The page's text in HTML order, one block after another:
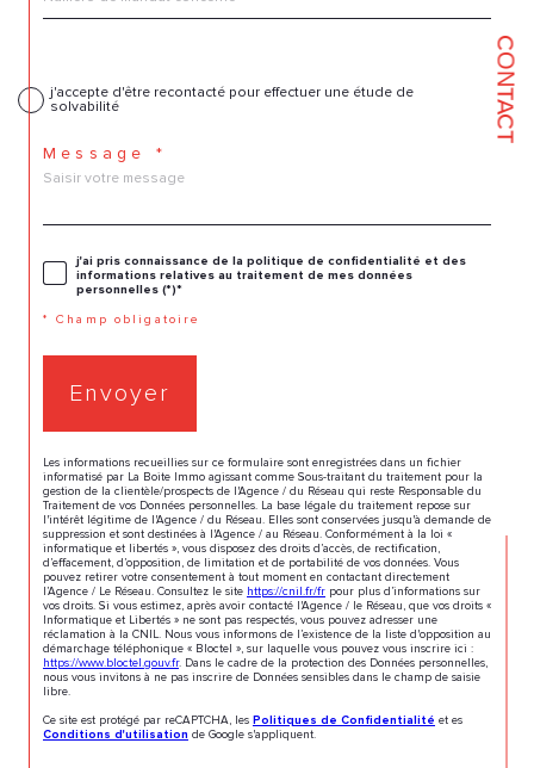
CONTACT
j'accepte d'être recontacté pour effectuer une étude de
solvabilité
Message *
j'ai pris connaissance de la politique de confidentialité et des
informations relatives au traitement de mes données
personnelles (*)*
* Champ obligatoire
Envoyer
Les informations recueillies sur ce formulaire sont enregistrées dans un fichier
informatisé par La Boite Immo agissant comme Sous-traitant du traitement pour la
gestion de la clientèle/prospects de l'Agence / du Réseau qui reste Responsable du
Traitement de vos Données personnelles. La base légale du traitement repose sur
l'intérêt légitime de l'Agence / du Réseau. Elles sont conservées jusqu'à demande de
suppression et sont destinées à l'Agence / au Réseau. Conformément à la loi «
informatique et libertés », vous disposez des droits d’accès, de rectification,
d’effacement, d’opposition, de limitation et de portabilité de vos données. Vous
pouvez retirer votre consentement à tout moment en contactant directement
l’Agence / Le Réseau. Consultez le site https://cnil.fr/fr pour plus d’informations sur
vos droits. Si vous estimez, après avoir contacté l'Agence / le Réseau, que vos droits «
Informatique et Libertés » ne sont pas respectés, vous pouvez adresser une
réclamation à la CNIL. Nous vous informons de l’existence de la liste d'opposition au
démarchage téléphonique « Bloctel », sur laquelle vous pouvez vous inscrire ici :
https://www.bloctel.gouv.fr. Dans le cadre de la protection des Données personnelles,
nous vous invitons à ne pas inscrire de Données sensibles dans le champ de saisie
libre.
Ce site est protégé par reCAPTCHA, les Politiques de Confidentialité et es
Conditions d'utilisation de Google s'appliquent.